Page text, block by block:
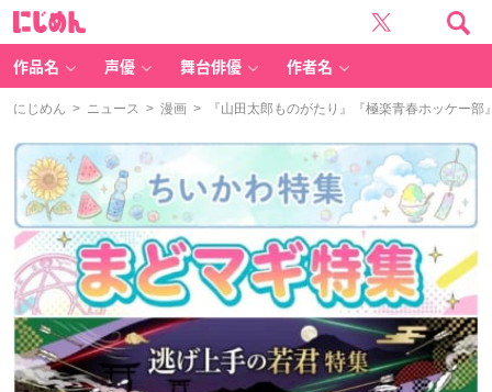
作品名 声優 舞台俳優 作者名
にじめん > ニュース > 漫画 > 『山田太郎ものがたり』『極楽青春ホッケー